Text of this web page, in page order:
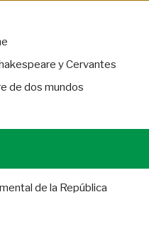
y Cervantes
de dos mundos
de la República